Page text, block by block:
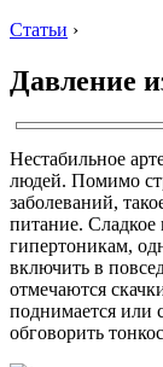
Статьи ›
Давление
Нестабильное
людей. Помимо
заболеваний,
питание. Сладкое
гипертоникам,
включить в
отмечаются
поднимается или
обговорить